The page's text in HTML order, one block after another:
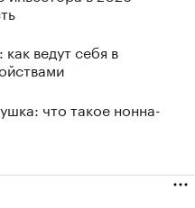
ведут себя в
что такое нонна-